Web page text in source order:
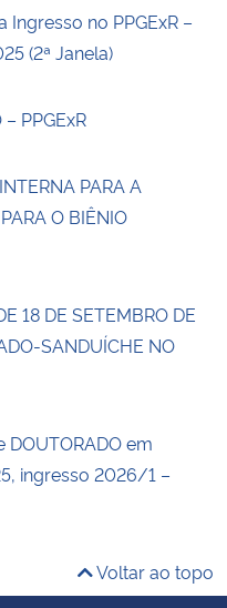
no PPGExR –
(2ª Janela)
PPGExR
PARA A
O BIÊNIO
18 DE SETEMBRO DE
SANDUÍCHE NO
DOUTORADO em
ingresso 2026/1 –
Voltar ao topo